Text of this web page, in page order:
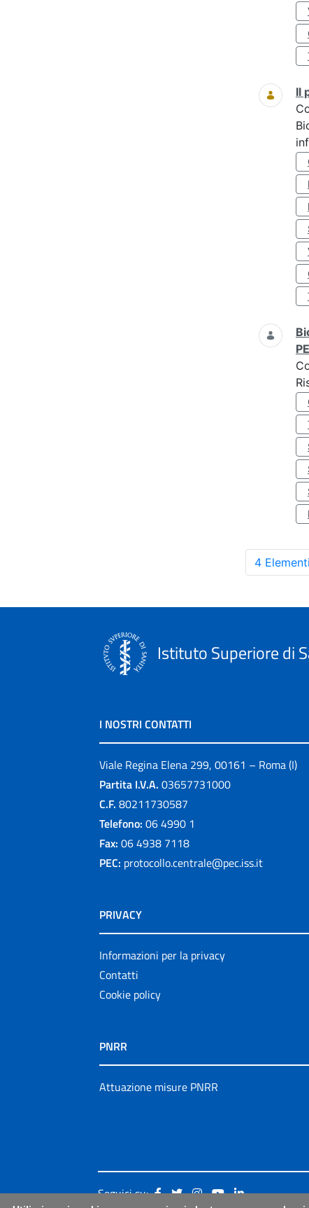
Il
4 Elementi
Istituto Superiore di
I NOSTRI CONTATTI
Viale Regina Elena 299, 00161 – Roma (I)
Partita I.V.A. 03657731000
C.F. 80211730587
Telefono: 06 4990 1
Fax: 06 4938 7118
PEC: protocollo.centrale@pec.iss.it
PRIVACY
Informazioni per la privacy
Contatti
Cookie policy
PNRR
Attuazione misure PNRR
Seguici su: